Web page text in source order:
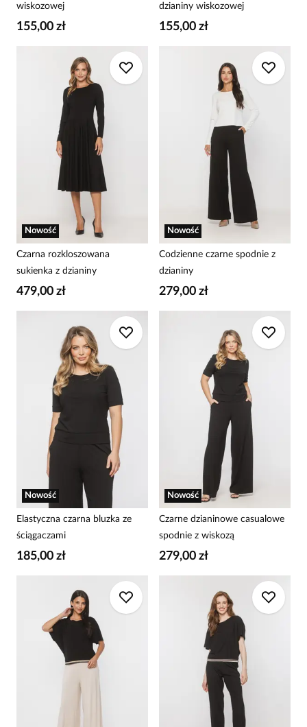
wiskozowej
155,00 zł
dzianiny wiskozowej
155,00 zł
Nowość
Czarna rozkloszowana
sukienka z dzianiny
479,00 zł
Nowość
Codzienne czarne spodnie z
dzianiny
279,00 zł
Nowość
Elastyczna czarna bluzka ze
ściągaczami
185,00 zł
Nowość
Czarne dzianinowe casualowe
spodnie z wiskozą
279,00 zł